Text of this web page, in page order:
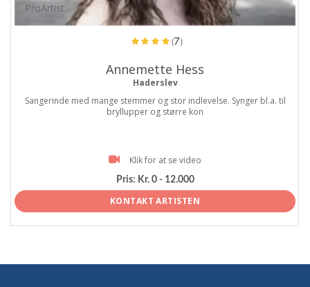
ProArtist
(7)
Annemette Hess
Haderslev
Sangerinde med mange stemmer og stor indlevelse. Synger bl.a. til
bryllupper og større kon
Klik for at se video
Pris: Kr. 0 - 12.000
KONTAKT ARTISTEN